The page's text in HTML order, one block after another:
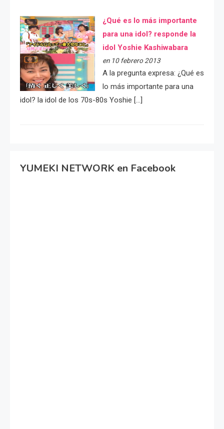
¿Qué es lo más importante
para una idol? responde la
idol Yoshie Kashiwabara
en 10 febrero 2013
A la pregunta expresa: ¿Qué es
lo más importante para una
idol? la idol de los 70s-80s Yoshie […]
YUMEKI NETWORK en Facebook